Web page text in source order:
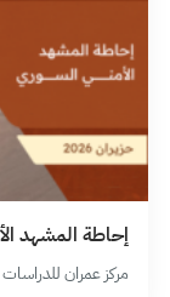
إحاطة المشهد
مركز عمران للدراسات